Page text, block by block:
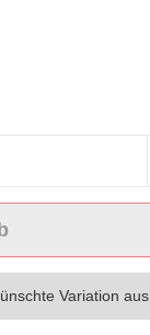
Variation aus.